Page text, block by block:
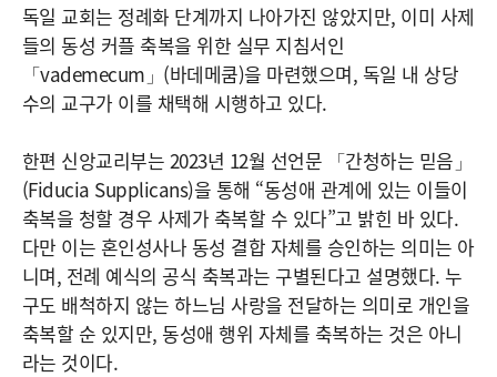
독일 교회는 정례화 단계까지 나아가진 않았지만, 이미 사제
들의 동성 커플 축복을 위한 실무 지침서인
「vademecum」(바데메쿰)을 마련했으며, 독일 내 상당
수의 교구가 이를 채택해 시행하고 있다.
한편 신앙교리부는 2023년 12월 선언문 「간청하는 믿음」
(Fiducia Supplicans)을 통해 “동성애 관계에 있는 이들이
축복을 청할 경우 사제가 축복할 수 있다”고 밝힌 바 있다.
다만 이는 혼인성사나 동성 결합 자체를 승인하는 의미는 아
니며, 전례 예식의 공식 축복과는 구별된다고 설명했다. 누
구도 배척하지 않는 하느님 사랑을 전달하는 의미로 개인을
축복할 순 있지만, 동성애 행위 자체를 축복하는 것은 아니
라는 것이다.